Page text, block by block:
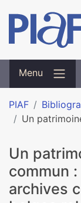
Menu
PIAF
Un
Un
commun
archi­ves